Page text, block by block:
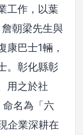
工作，以葉
朝梁先生與
康巴士1輛，
。彰化縣彰
用之於社
名為「六
企業深耕在